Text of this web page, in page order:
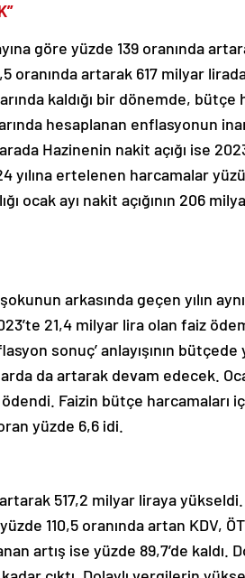
göre yüzde 139 oranında
oranında artarak 617 milyar
kaldığı bir dönemde, bütçe
hesaplanan enflasyonun
Hazinenin nakit açığı ise
yılına ertelenen harcamalar
ocak ayı nakit açığının 206
arkasında geçen yılın
21,4 milyar lira olan faiz
sonuç’ anlayışının bütçede
da artarak devam edecek.
Faizin bütçe harcamaları
yüzde 6,6 idi.
517,2 milyar liraya
110,5 oranında artan KDV,
artış ise yüzde 89,7’de kaldı.